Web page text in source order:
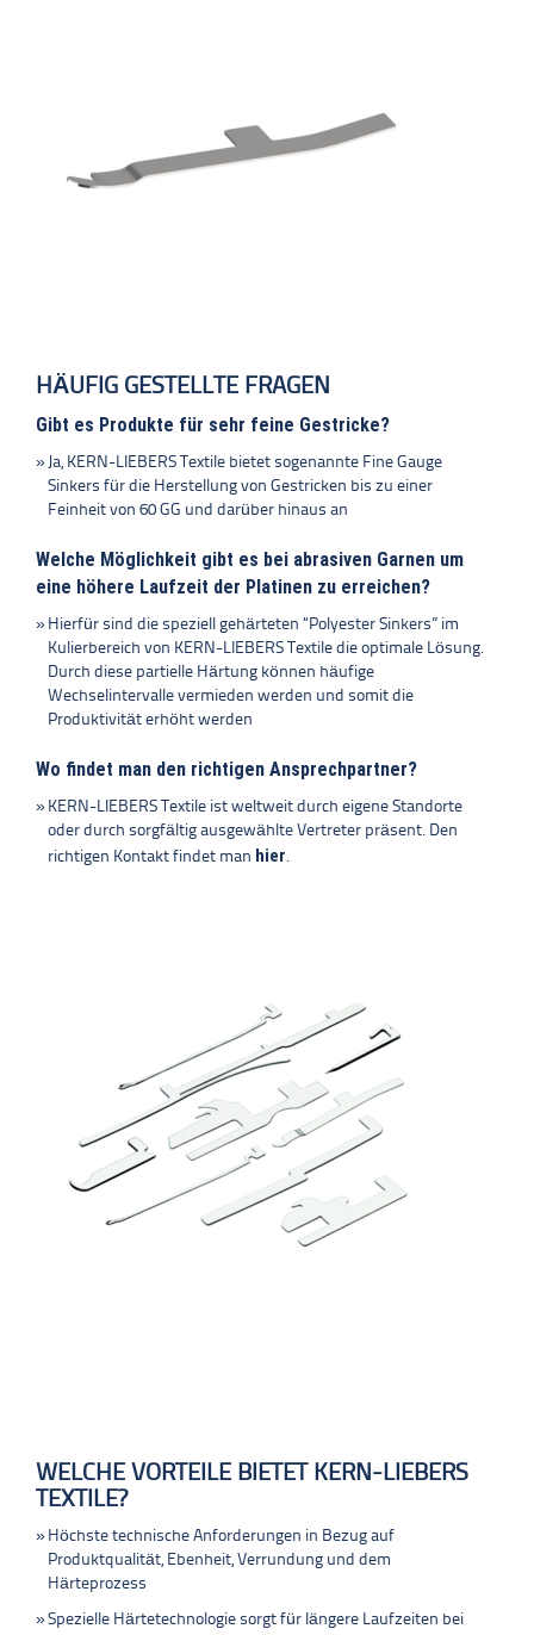
HÄUFIG GESTELLTE FRAGEN
Gibt es Produkte für sehr feine Gestricke?
Ja, KERN-LIEBERS Textile bietet sogenannte Fine Gauge
Sinkers für die Herstellung von Gestricken bis zu einer
Feinheit von 60 GG und darüber hinaus an
Welche Möglichkeit gibt es bei abrasiven Garnen um
eine höhere Laufzeit der Platinen zu erreichen?
Hierfür sind die speziell gehärteten “Polyester Sinkers” im
Kulierbereich von KERN-LIEBERS Textile die optimale Lösung.
Durch diese partielle Härtung können häufige
Wechselintervalle vermieden werden und somit die
Produktivität erhöht werden
Wo findet man den richtigen Ansprechpartner?
KERN-LIEBERS Textile ist weltweit durch eigene Standorte
oder durch sorgfältig ausgewählte Vertreter präsent. Den
richtigen Kontakt findet man hier.
WELCHE VORTEILE BIETET KERN-LIEBERS
TEXTILE?
Höchste technische Anforderungen in Bezug auf
Produktqualität, Ebenheit, Verrundung und dem
Härteprozess
Spezielle Härtetechnologie sorgt für längere Laufzeiten bei